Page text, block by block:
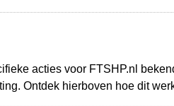
acties voor FTSHP.nl
Ontdek hierboven hoe dit